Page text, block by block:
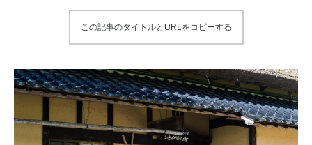
この記事のタイトルとURLをコピーする